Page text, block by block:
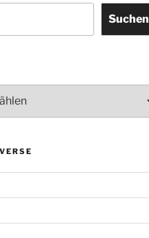
Suchen